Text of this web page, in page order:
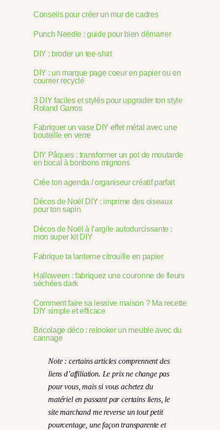
Conseils pour créer un mur de cadres
Punch Needle : guide pour bien démarrer
DIY : broder un tee-shirt
DIY : un marque page coeur en papier ou en
courrier recyclé
3 DIY faciles et stylés pour upgrader ton style
Roland Garros
Fabriquer un vase DIY effet métal avec une
bouteille en verre
DIY Pâques : transformer un pot de moutarde
en bocal à bonbons mignons
Crée ton agenda / organiseur créatif parfait
Décos de Noël DIY : imprime des oiseaux
pour ton sapin
Décos de Noël à l’argile autodurcissante :
mon super kit DIY
Fabrique ta lanterne citrouille en papier
Halloween : fabriquez une couronne de fleurs
séchées dark
Comment faire sa lessive maison ? Ma recette
DIY simple et efficace
Bricolage déco : relooker un meuble avec du
cannage
Note : certains articles comprennent des
liens d’affiliation. Le prix ne change pas
pour vous, mais si vous achetez du
matériel en passant par certains liens, le
site marchand me reverse un tout petit
pourcentage, une façon transparente et